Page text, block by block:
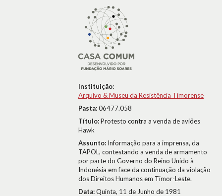
Instituição:
Arquivo & Museu da Resistência Timorense
Pasta:06477.058
Título:Protesto contra a venda de aviões
Hawk
Assunto: Informação para a imprensa, da
TAPOL, contestando a venda de armamento
por parte do Governo do Reino Unido à
Indonésia em face da continuação da violação
dos Direitos Humanos em Timor-Leste.
Data:Quinta, 11 de Junho de 1981